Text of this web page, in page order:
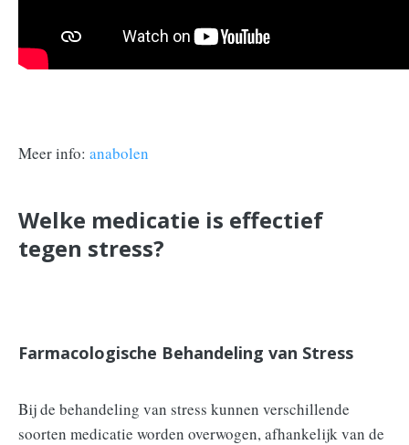
Meer info: anabolen
Welke medicatie is effectief
tegen stress?
Farmacologische Behandeling van Stress
Bij de behandeling van stress kunnen verschillende
soorten medicatie worden overwogen, afhankelijk van de